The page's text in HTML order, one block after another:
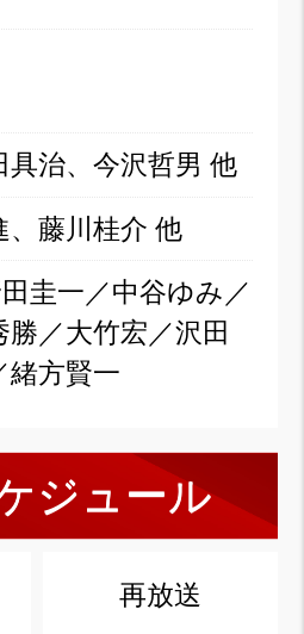
具治、今沢哲男 他
、藤川桂介 他
圭一／中谷ゆみ／
勝／大竹宏／沢田
緒方賢一
ジュール
再放送